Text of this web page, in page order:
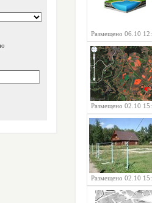
Размещено 06.10
Размещено 02.10
Размещено 02.10